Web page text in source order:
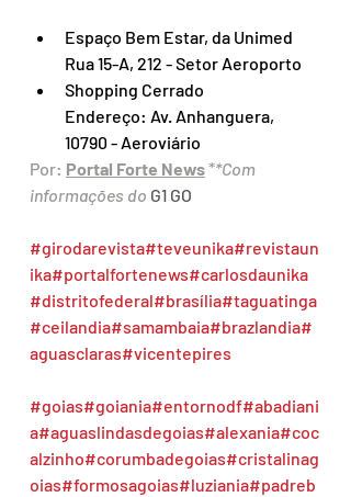
Espaço Bem Estar, da Unimed
Rua 15-A, 212 - Setor Aeroporto
Shopping Cerrado
Endereço: Av. Anhanguera,
10790 - Aeroviário
Por: Portal Forte News **Com
informações do G1 GO
#girodarevista#teveunika#revistaun
ika#portalfortenews#carlosdaunika
#distritofederal#brasília#taguatinga
#ceilandia#samambaia#brazlandia#
aguasclaras#vicentepires
#goias#goiania#entornodf#abadiani
a#aguaslindasdegoias#alexania#coc
alzinho#corumbadegoias#cristalinag
oias#formosagoias#luziania#padreb